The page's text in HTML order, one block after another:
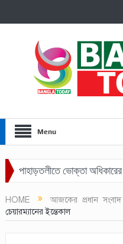
Menu
পাহাড়তলীতে ভোক্তা অধিকারের
HOME আজকের প্রধান সংবাদ
চেয়ারম্যানের ইন্তেকাল